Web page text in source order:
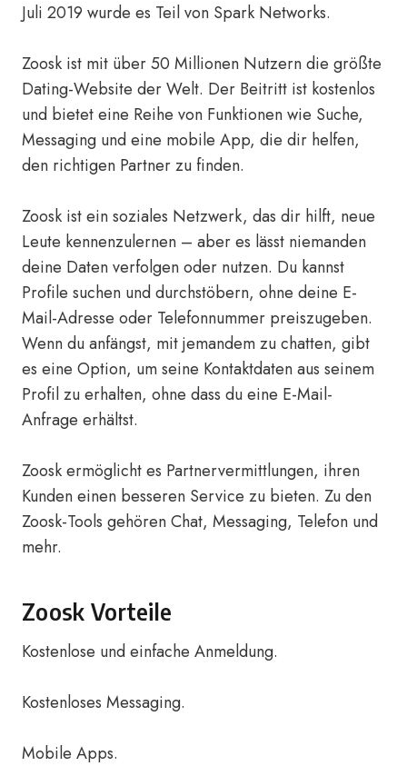
Juli 2019 wurde es Teil von Spark Networks.
Zoosk ist mit über 50 Millionen Nutzern die größte
Dating-Website der Welt. Der Beitritt ist kostenlos
und bietet eine Reihe von Funktionen wie Suche,
Messaging und eine mobile App, die dir helfen,
den richtigen Partner zu finden.
Zoosk ist ein soziales Netzwerk, das dir hilft, neue
Leute kennenzulernen – aber es lässt niemanden
deine Daten verfolgen oder nutzen. Du kannst
Profile suchen und durchstöbern, ohne deine E-
Mail-Adresse oder Telefonnummer preiszugeben.
Wenn du anfängst, mit jemandem zu chatten, gibt
es eine Option, um seine Kontaktdaten aus seinem
Profil zu erhalten, ohne dass du eine E-Mail-
Anfrage erhältst.
Zoosk ermöglicht es Partnervermittlungen, ihren
Kunden einen besseren Service zu bieten. Zu den
Zoosk-Tools gehören Chat, Messaging, Telefon und
mehr.
Zoosk Vorteile
Kostenlose und einfache Anmeldung.
Kostenloses Messaging.
Mobile Apps.